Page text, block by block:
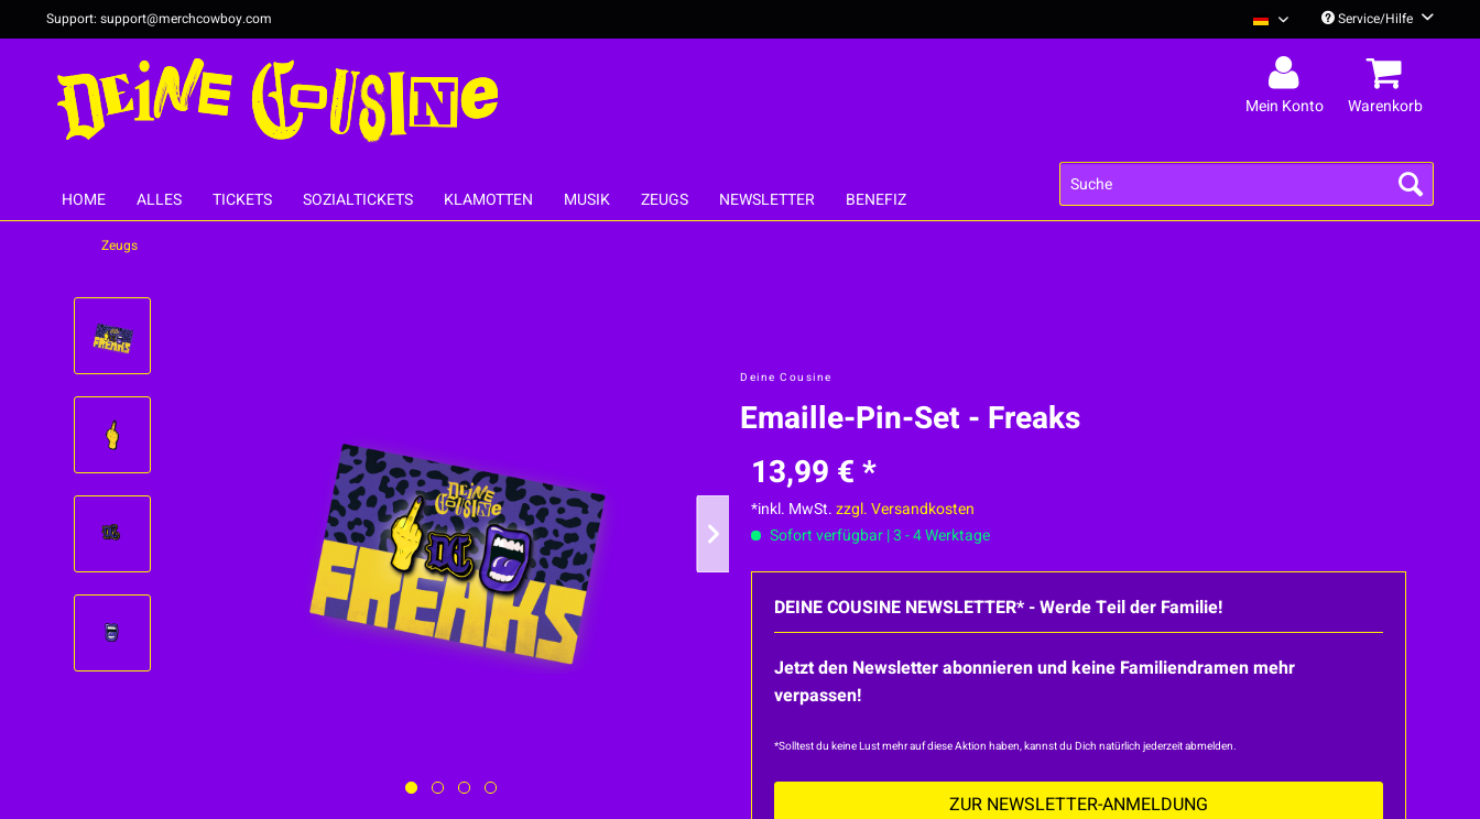
Support: support@merchcowboy.com Deine Cousine Englisch
Service/Hilfe
Mein Konto Warenkorb
HOME ALLES TICKETS SOZIALTICKETS KLAMOTTEN MUSIK ZEUGS NEWSLETTER BENEFIZ
Zeugs
Deine Cousine
Emaille-Pin-Set - Freaks
13,99 € *
*inkl. MwSt.zzgl. Versandkosten
Sofort verfügbar | 3 - 4 Werktage
DEINE COUSINE NEWSLETTER* - Werde Teil der Familie!
Jetzt den Newsletter abonnieren und keine Familiendramen mehr
verpassen!
*Solltest du keine Lust mehr auf diese Aktion haben, kannst du Dich natürlich jederzeit abmelden.
ZUR NEWSLETTER-ANMELDUNG